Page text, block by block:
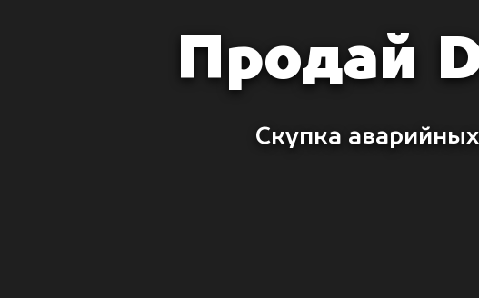
Продай
Скупка